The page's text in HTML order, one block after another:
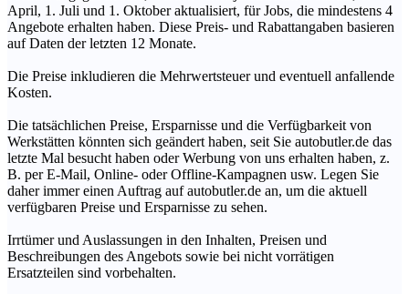
April, 1. Juli und 1. Oktober aktualisiert, für Jobs, die mindestens 4
Angebote erhalten haben. Diese Preis- und Rabattangaben basieren
auf Daten der letzten 12 Monate.
Die Preise inkludieren die Mehrwertsteuer und eventuell anfallende
Kosten.
Die tatsächlichen Preise, Ersparnisse und die Verfügbarkeit von
Werkstätten könnten sich geändert haben, seit Sie autobutler.de das
letzte Mal besucht haben oder Werbung von uns erhalten haben, z.
B. per E-Mail, Online- oder Offline-Kampagnen usw. Legen Sie
daher immer einen Auftrag auf autobutler.de an, um die aktuell
verfügbaren Preise und Ersparnisse zu sehen.
Irrtümer und Auslassungen in den Inhalten, Preisen und
Beschreibungen des Angebots sowie bei nicht vorrätigen
Ersatzteilen sind vorbehalten.